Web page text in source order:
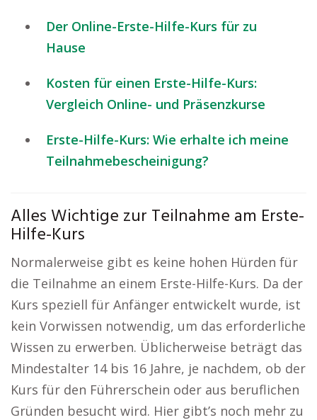
Der Online-Erste-Hilfe-Kurs für zu
Hause
Kosten für einen Erste-Hilfe-Kurs:
Vergleich Online- und Präsenzkurse
Erste-Hilfe-Kurs: Wie erhalte ich meine
Teilnahmebescheinigung?
Alles Wichtige zur Teilnahme am Erste-
Hilfe-Kurs
Normalerweise gibt es keine hohen Hürden für
die Teilnahme an einem Erste-Hilfe-Kurs. Da der
Kurs speziell für Anfänger entwickelt wurde, ist
kein Vorwissen notwendig, um das erforderliche
Wissen zu erwerben. Üblicherweise beträgt das
Mindestalter 14 bis 16 Jahre, je nachdem, ob der
Kurs für den Führerschein oder aus beruflichen
Gründen besucht wird. Hier gibt’s noch mehr zu